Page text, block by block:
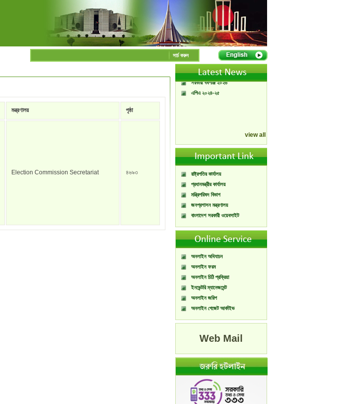
সার্চ করুন
মন্ত্রণালয় পৃষ্ঠা
Election Commission Secretariat ৪৬৯৩
A Handbook of
Government Press
Citizen Charter of
Bangladesh Government
সরকারী বর্ষপঞ্জি ২০২৬
এপিএ ২০২৪-২৫
view all
রাষ্ট্রপতির কার্যালয়
প্রধানমন্ত্রীর কার্যালয়
মন্ত্রিপরিষদ বিভাগ
জনপ্রশাসন মন্ত্রণালয়
বাংলাদেশ সরকারী ওয়েবসাইট
অনলাইন অধিযাচন
অনলাইন ফরম
অনলাইন চিঠি প্রক্রিয়া
ইনভেন্টরি ম্যানেজমেন্ট
অনলাইন জরিপ
অনলাইন গেজেট আর্কাইভ
Web Mail